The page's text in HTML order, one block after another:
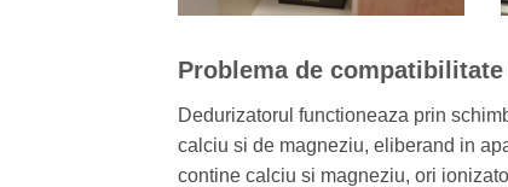
Problema de
Dedurizatorul functioneaza prin
calciu si de magneziu, eliberand in
contine calciu si magneziu, ori